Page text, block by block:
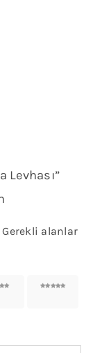
Levhası”
Gerekli alanlar
5/5